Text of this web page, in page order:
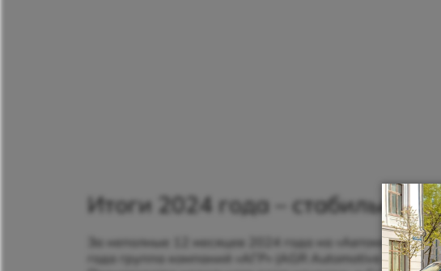
Итоги 2024 года – стабильное
За неполные 12 месяцев 2024 года на
года группа компаний «АГР» (AGR Automotive Group)